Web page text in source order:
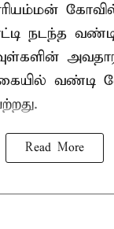
நடந்த
வண்டி
Read More